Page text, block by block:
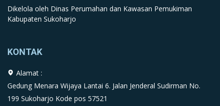
Dikelola oleh Dinas Perumahan dan Kawasan Pemukiman
Kabupaten Sukoharjo
KONTAK
Alamat :
Gedung Menara Wijaya Lantai 6. Jalan Jenderal Sudirman No.
199 Sukoharjo Kode pos 57521